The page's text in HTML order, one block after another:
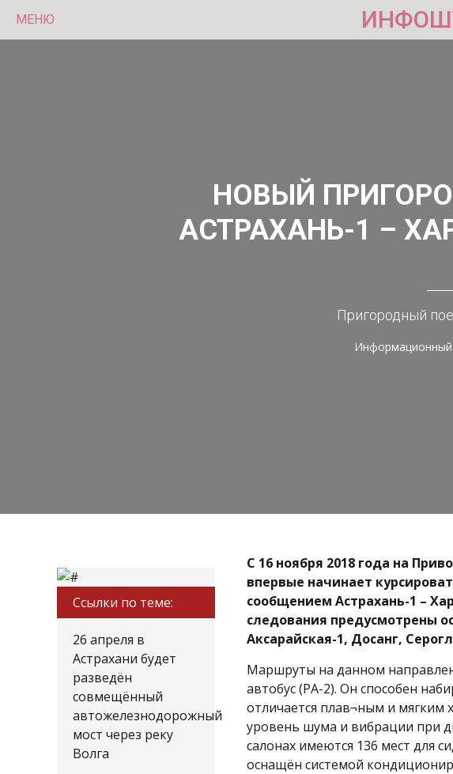
МЕНЮ
НОВЫЙ
АСТРАХАНЬ-1 –
Пригородный
Ссылки по теме:
26 апреля в
Астрахани будет
разведён
совмещённый
автожелезнодорожный
мост через реку
Волга
С 16 ноября 2018 года на
впервые начинает
сообщением Астрахань-1 –
следования предусмотрены
Аксарайская-1, Досанг,
Маршруты на данном
автобус (РА-2). Он способен
отличается плав¬ным и мягким
уровень шума и вибрации при
салонах имеются 136 мест для
оснащён системой